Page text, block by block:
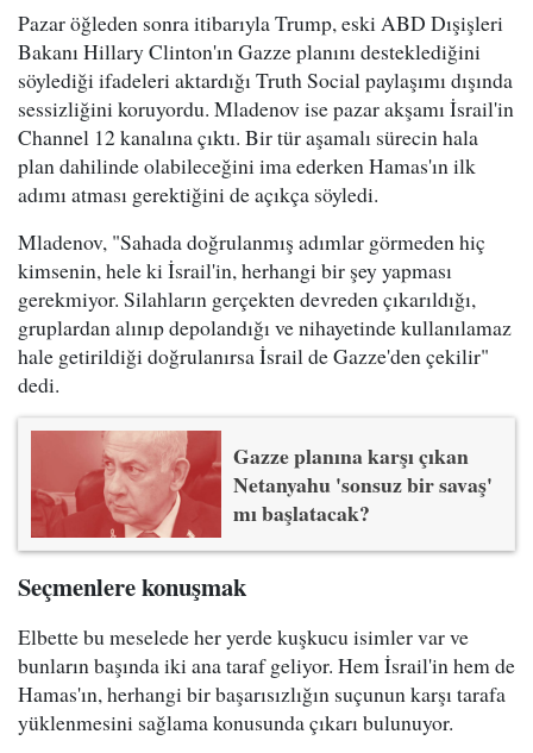
Pazar öğleden sonra itibarıyla Trump, eski ABD Dışişleri
Bakanı Hillary Clinton'ın Gazze planını desteklediğini
söylediği ifadeleri aktardığı Truth Social paylaşımı dışında
sessizliğini koruyordu. Mladenov ise pazar akşamı İsrail'in
Channel 12 kanalına çıktı. Bir tür aşamalı sürecin hala
plan dahilinde olabileceğini ima ederken Hamas'ın ilk
adımı atması gerektiğini de açıkça söyledi.
Mladenov, "Sahada doğrulanmış adımlar görmeden hiç
kimsenin, hele ki İsrail'in, herhangi bir şey yapması
gerekmiyor. Silahların gerçekten devreden çıkarıldığı,
gruplardan alınıp depolandığı ve nihayetinde kullanılamaz
hale getirildiği doğrulanırsa İsrail de Gazze'den çekilir"
dedi.
Gazze planına karşı çıkan
Netanyahu 'sonsuz bir savaş'
mı başlatacak?
Seçmenlere konuşmak
Elbette bu meselede her yerde kuşkucu isimler var ve
bunların başında iki ana taraf geliyor. Hem İsrail'in hem de
Hamas'ın, herhangi bir başarısızlığın suçunun karşı tarafa
yüklenmesini sağlama konusunda çıkarı bulunuyor.